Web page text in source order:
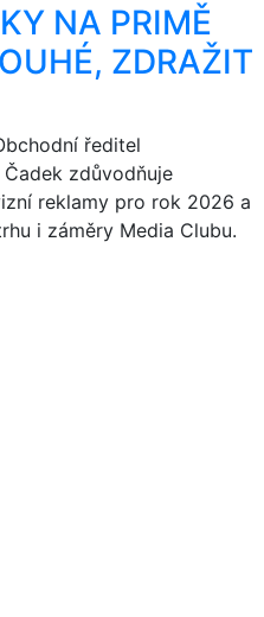
NA PRIMĚ
ZDRAŽIT
ředitel
zdůvodňuje
reklamy pro rok 2026 a
i záměry Media Clubu.